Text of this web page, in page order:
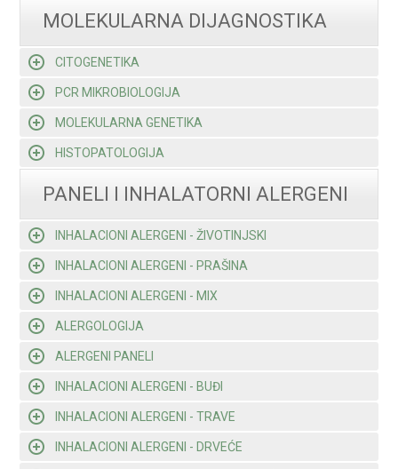
MOLEKULARNA DIJAGNOSTIKA
CITOGENETIKA
PCR MIKROBIOLOGIJA
MOLEKULARNA GENETIKA
HISTOPATOLOGIJA
PANELI I INHALATORNI ALERGENI
INHALACIONI ALERGENI - ŽIVOTINJSKI
INHALACIONI ALERGENI - PRAŠINA
INHALACIONI ALERGENI - MIX
ALERGOLOGIJA
ALERGENI PANELI
INHALACIONI ALERGENI - BUĐI
INHALACIONI ALERGENI - TRAVE
INHALACIONI ALERGENI - DRVEĆE